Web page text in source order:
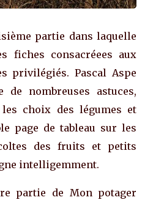
partie dans laquelle
fiches consacréees aux
privilégiés. Pascal Aspe
de nombreuses astuces,
choix des légumes et
page de tableau sur les
des fruits et petits
intelligemment.
partie de Mon potager